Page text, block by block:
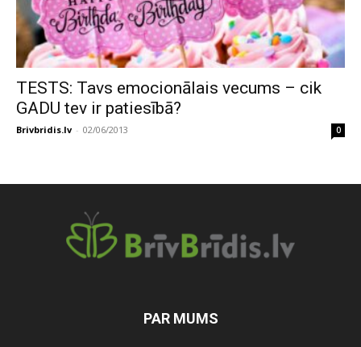
TESTS: Tavs emocionālais vecums – cik
GADU tev ir patiesībā?
Brivbridis.lv - 02/06/2013 0
PAR MUMS